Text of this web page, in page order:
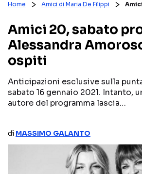
CANALI TV
PROGRAMMI TV
PERSONAGGI TV
SERIE
Streaming
AMAZON PRIME VIDEO
DAZN
Home Amici di Maria De Filippi
Amici 20, sabato
Alessandra
ospiti
Anticipazioni esclusive sulla
sabato 16 gennaio 2021. Intanto,
autore del programma lascia…
di MASSIMO GALANTO